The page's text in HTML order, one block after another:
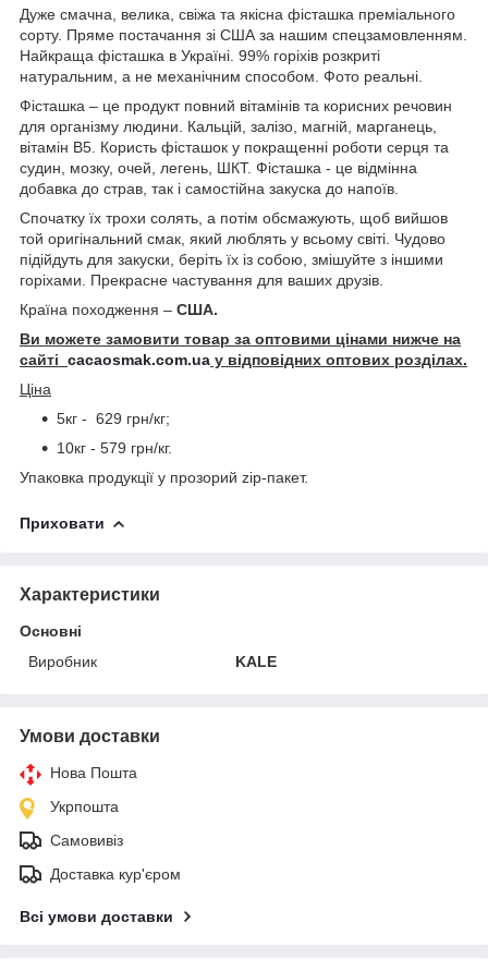
Дуже смачна, велика, свіжа та якісна фісташка преміального
сорту. Пряме постачання зі США за нашим спецзамовленням.
Найкраща фісташка в Україні. 99% горіхів розкриті
натуральним, а не механічним способом. Фото реальні.
Фісташка – це продукт повний вітамінів та корисних речовин
для організму людини. Кальцій, залізо, магній, марганець,
вітамін B5. Користь фісташок у покращенні роботи серця та
судин, мозку, очей, легень, ШКТ. Фісташка - це відмінна
добавка до страв, так і самостійна закуска до напоїв.
Спочатку їх трохи солять, а потім обсмажують, щоб вийшов
той оригінальний смак, який люблять у всьому світі. Чудово
підійдуть для закуски, беріть їх із собою, змішуйте з іншими
горіхами. Прекрасне частування для ваших друзів.
Країна походження – США.
Ви можете замовити товар за оптовими цінами нижче на
сайті cacaosmak.com.ua у відповідних оптових розділах.
Ціна
5кг - 629 грн/кг;
10кг - 579 грн/кг.
Упаковка продукції у прозорий zip-пакет.
Приховати
Характеристики
Основні
Виробник
KALE
Умови доставки
Нова Пошта
Укрпошта
Самовивіз
Доставка кур'єром
Всі умови доставки